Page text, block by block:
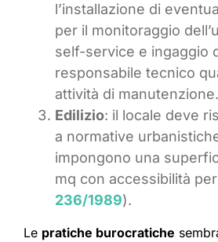
l’installazione di
per il monitoraggio
self-service e ingaggio
responsabile tecnico
attività di manutenzione.
Edilizio: il locale deve
a normative
impongono una
mq con accessibilità
236/1989).
Le pratiche burocratiche